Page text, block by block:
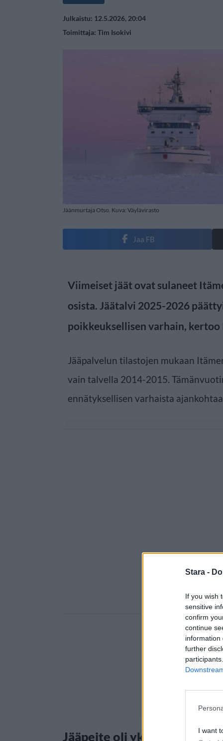
Stara -
If you wish
sensitive
confirm
continue
information
further
I want
Julkaistu: 12.5.2026, 20:04
Toimittaja: Tim Isokivi
Jäänmurtaja Otso. Kuva: Väylävirasto
Jaa FB
Viimeiset jäät ovat sulaneet
osista. Jäätalvi 2025-2026
poikkeuksellisen varhain,
Jääpalvelun tilastojen mukaan
vain talvella 2014-2015.
ennätyksellisen varhaista
Jääpeite oli yksi